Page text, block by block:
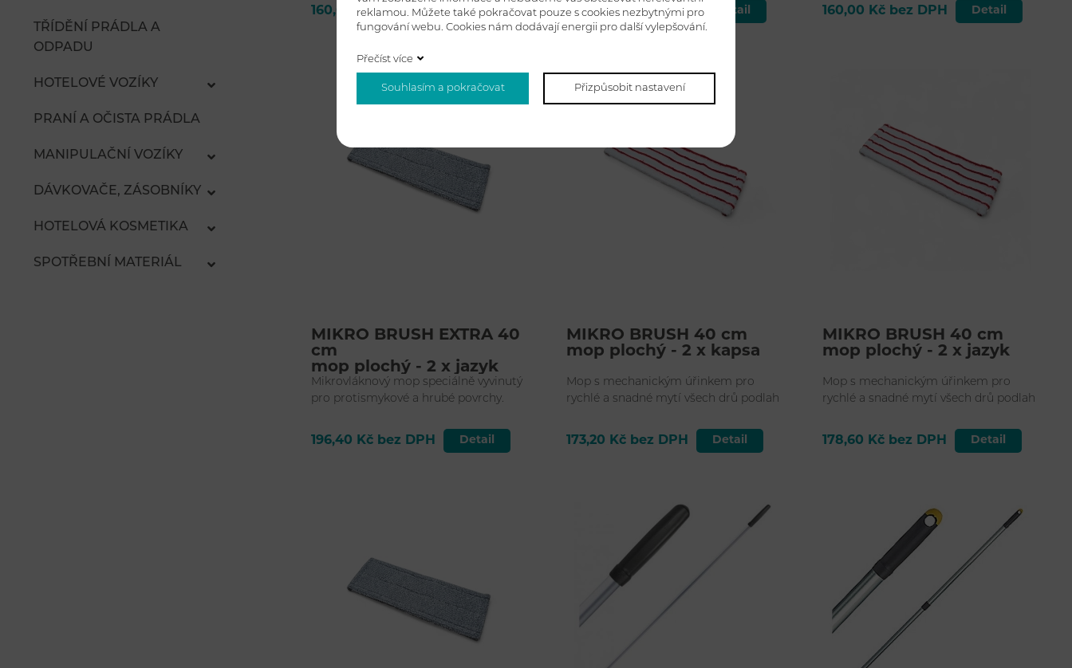
TŘÍDĚNÍ PRÁDLA A
ODPADU
HOTELOVÉ VOZÍKY
PRANÍ A OČISTA PRÁDLA
MANIPULAČNÍ VOZÍKY
DÁVKOVAČE, ZÁSOBNÍKY
HOTELOVÁ KOSMETIKA
SPOTŘEBNÍ MATERIÁL
160,00 Kč bez DPH Detail 160,00 Kč bez DPH Detail 160,00 Kč bez DPH Detail
MIKRO BRUSH EXTRA 40
cm
mop plochý - 2 x jazyk
Mikrovláknový mop speciálně vyvinutý
pro protismykové a hrubé povrchy.
196,40 Kč bez DPH Detail
MIKRO BRUSH 40 cm
mop plochý - 2 x kapsa
Mop s mechanickým úřinkem pro
rychlé a snadné mytí všech drů podlah
173,20 Kč bez DPH Detail
MIKRO BRUSH 40 cm
mop plochý - 2 x jazyk
Mop s mechanickým úřinkem pro
rychlé a snadné mytí všech drů podlah
178,60 Kč bez DPH Detail
reklamou. Můžete také pokračovat pouze s cookies nezbytnými pro
fungování webu. Cookies nám dodávají energii pro další vylepšování.
Přečíst více
Souhlasím a pokračovat Přizpůsobit nastavení